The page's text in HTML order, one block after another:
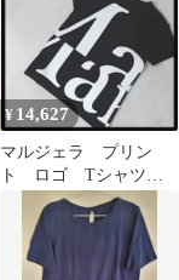
¥ 14,627
マルジェラ プリン
ト ロゴ Tシャツ
Maison Margiela